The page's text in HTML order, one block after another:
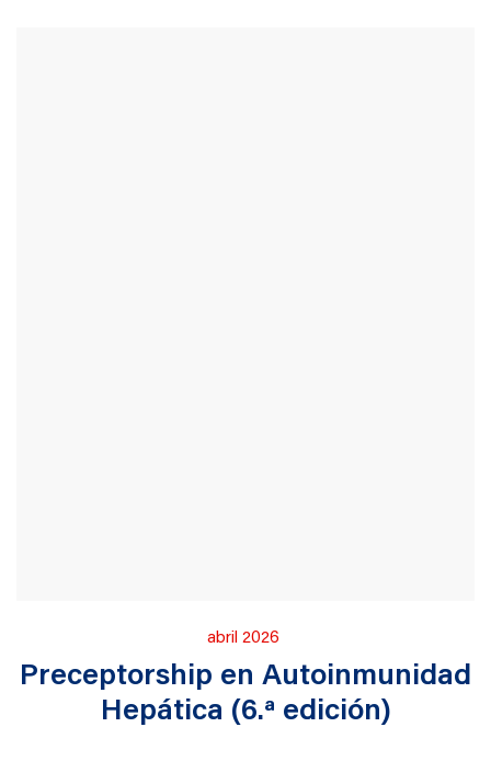
Publicado
abril 2026
Preceptorship en Autoinmunidad
Hepática (6.ª edición)